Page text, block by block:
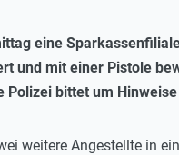
eine
und mit einer Pistole
bittet um
weitere Angestellte in